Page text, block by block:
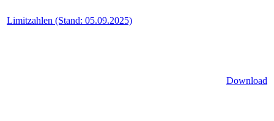
Limitzahlen (Stand: 05.09.2025)
Download